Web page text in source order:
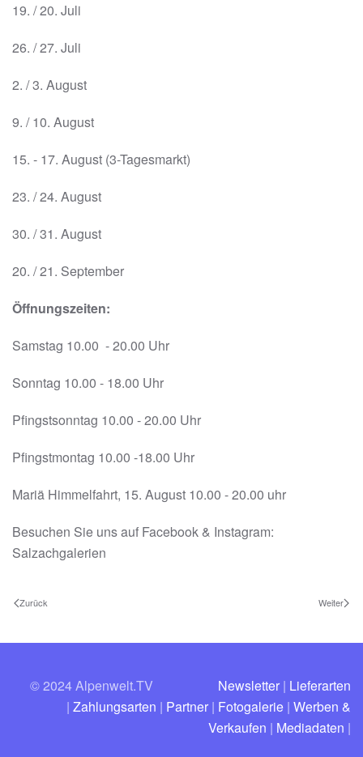
19. / 20. Juli
26. / 27. Juli
2. / 3. August
9. / 10. August
15. - 17. August (3-Tagesmarkt)
23. / 24. August
30. / 31. August
20. / 21. September
Öffnungszeiten:
Samstag 10.00 - 20.00 Uhr
Sonntag 10.00 - 18.00 Uhr
Pfingstsonntag 10.00 - 20.00 Uhr
Pfingstmontag 10.00 -18.00 Uhr
Mariä Himmelfahrt, 15. August 10.00 - 20.00 uhr
Besuchen Sie uns auf Facebook & Instagram:
Salzachgalerien
Zurück Weiter
© 2024 Alpenwelt.TV Newsletter | Lieferarten
| Zahlungsarten | Partner | Fotogalerie | Werben &
Verkaufen | Mediadaten |